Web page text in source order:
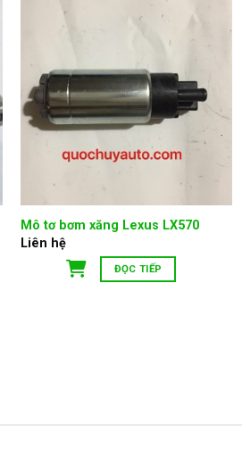
Mô tơ bơm xăng Lexus LX570
Liên hệ
ĐỌC TIẾP